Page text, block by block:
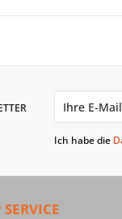
Ich habe die